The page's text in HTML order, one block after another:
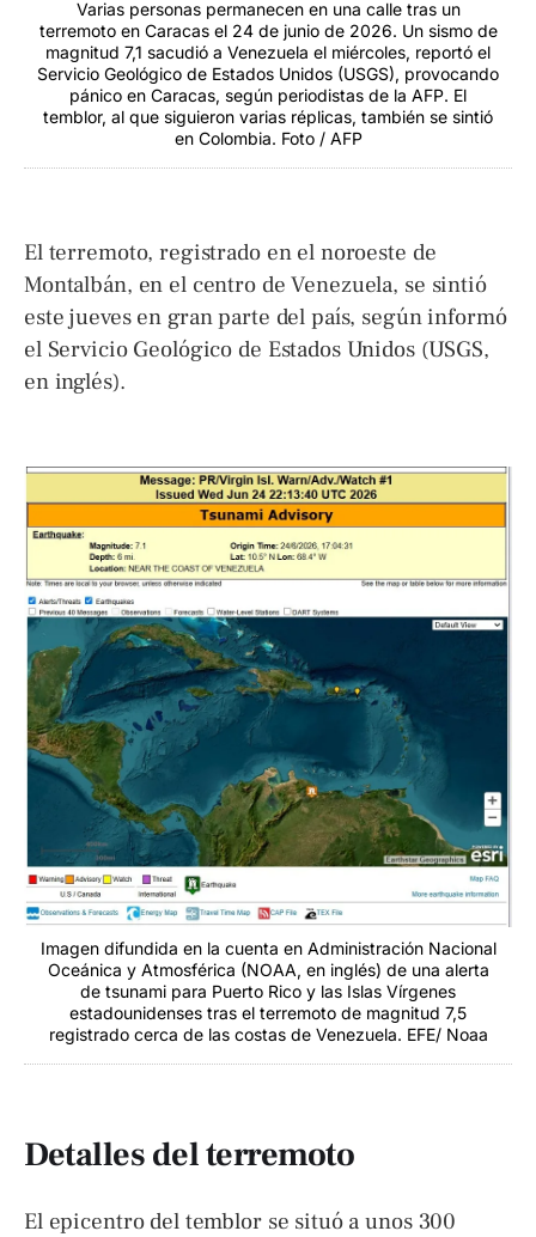
Varias personas permanecen en una calle tras un
terremoto en Caracas el 24 de junio de 2026. Un sismo de
magnitud 7,1 sacudió a Venezuela el miércoles, reportó el
Servicio Geológico de Estados Unidos (USGS), provocando
pánico en Caracas, según periodistas de la AFP. El
temblor, al que siguieron varias réplicas, también se sintió
en Colombia. Foto / AFP
El terremoto, registrado en el noroeste de
Montalbán, en el centro de Venezuela, se sintió
este jueves en gran parte del país, según informó
el Servicio Geológico de Estados Unidos (USGS,
en inglés).
Imagen difundida en la cuenta en Administración Nacional
Oceánica y Atmosférica (NOAA, en inglés) de una alerta
de tsunami para Puerto Rico y las Islas Vírgenes
estadounidenses tras el terremoto de magnitud 7,5
registrado cerca de las costas de Venezuela. EFE/ Noaa
Detalles del terremoto
El epicentro del temblor se situó a unos 300